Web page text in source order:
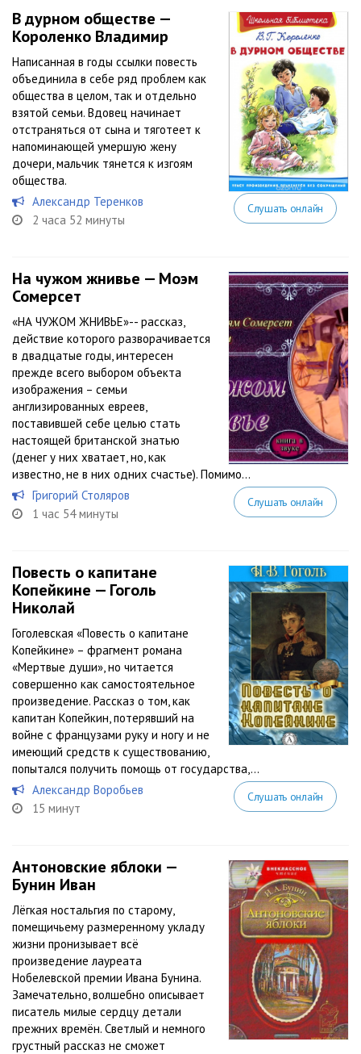
В дурном обществе —
Короленко Владимир
Написанная в годы ссылки повесть
объединила в себе ряд проблем как
общества в целом, так и отдельно
взятой семьи. Вдовец начинает
отстраняться от сына и тяготеет к
напоминающей умершую жену
дочери, мальчик тянется к изгоям
общества.
Александр Теренков
2 часа 52 минуты
Слушать онлайн
На чужом жнивье — Моэм
Сомерсет
«НА ЧУЖОМ ЖНИВЬЕ»-- рассказ,
действие которого разворачивается
в двадцатые годы, интересен
прежде всего выбором объекта
изображения – семьи
англизированных евреев,
поставившей себе целью стать
настоящей британской знатью
(денег у них хватает, но, как
известно, не в них одних счастье). Помимо...
Григорий Столяров
1 час 54 минуты
Слушать онлайн
Повесть о капитане
Копейкине — Гоголь
Николай
Гоголевская «Повесть о капитане
Копейкине» – фрагмент романа
«Мертвые души», но читается
совершенно как самостоятельное
произведение. Рассказ о том, как
капитан Копейкин, потерявший на
войне с французами руку и ногу и не
имеющий средств к существованию,
попытался получить помощь от государства,...
Александр Воробьев
15 минут
Слушать онлайн
Антоновские яблоки —
Бунин Иван
Лёгкая ностальгия по старому,
помещичьему размеренному укладу
жизни пронизывает всё
произведение лауреата
Нобелевской премии Ивана Бунина.
Замечательно, волшебно описывает
писатель милые сердцу детали
прежних времён. Светлый и немного
грустный рассказ не сможет